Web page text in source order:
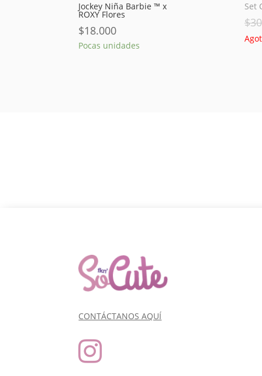
Jockey Niña Barbie ™ x
ROXY Flores
$18.000
Pocas unidades
Set
$
CONTÁCTANOS AQUÍ
